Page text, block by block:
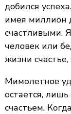
добился
имея миллион
счастливыми.
человек или
жизни
Мимолетное
остается,
счастьем.